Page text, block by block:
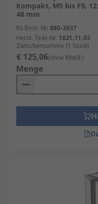
Kompakt, M5 bis F9,
48 mm
RS Best.-Nr. 880-2637
Herst. Teile-Nr. 1021.11.03
Zwischensumme (1 Stück)
€ 125,06(ohne MwSt.)
Menge